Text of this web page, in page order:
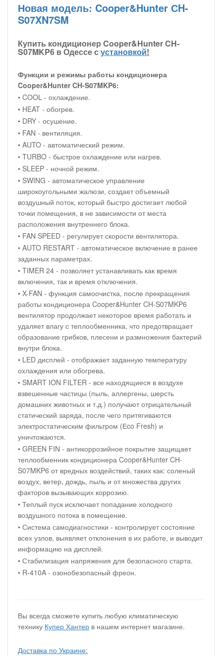
Новая модель: Cooper&Hunter СH-
S07XN7SM
Купить кондиционер Cooper&Hunter CH-
S07MKP6 в Одессе сустановкой!
Функции и режимы работы кондиционера
Cooper&Hunter CH-S07MKP6:
• COOL - охлаждение.
• HEAT - обогрев.
• DRY - осушение.
• FAN - вентиляция.
• AUTO - автоматический режим.
• TURBO - быстрое охлаждение или нагрев.
• SLEEP - ночной режим.
• SWING - автоматическое управление
широкоугольными жалюзи, создает объемный
воздушный поток, который быстро достигает любой
точки помещения, в не зависимости от места
расположения внутреннего блока.
• FAN SPEED - регулирует скорости вентилятора.
• AUTO RESTART - автоматическое включение в ранее
заданных параметрах.
• TIMER 24 - позволяет устанавливать как время
включения, так и время отключения.
• X-FAN - функция самоочистка, после прекращения
работы кондиционера Cooper&Hunter CH-S07MKP6
вентилятор продолжает некоторое время работать и
удаляет влагу с теплообменника, что предотвращает
образование грибков, плесени и размножения бактерий
внутри блока.
• LED дисплей - отображает заданную температуру
охлаждения или обогрева.
• SMART ION FILTER - все находящиеся в воздухе
взвешенные частицы (пыль, аллергены, шерсть
домашних животных и т.д.) получают отрицательный
статический заряда, после чего притягиваются
электростатическим фильтром (Еco Fresh) и
уничтожаются.
• GREEN FIN - антикоррозийное покрытие защищает
теплообменник кондиционера Cooper&Hunter CH-
S07MKP6 от вредных воздействий, таких как: соленый
воздух, ветер, дождь, пыль и от множества других
факторов вызывающих коррозию.
• Теплый пуск исключает попадание холодного
воздушного потока в помещение.
• Система самодиагностики - контролирует состояние
всех узлов, выявляет отклонения в их работе, и выводит
информацию на дисплей.
• Стабилизация напряжения для безопасного старта.
• R-410A - озонобезопасный фреон.
Вы всегда сможете купить любую климатическую
технику Купер Хантер в нашем интернет магазине.
Доставка по Украине: